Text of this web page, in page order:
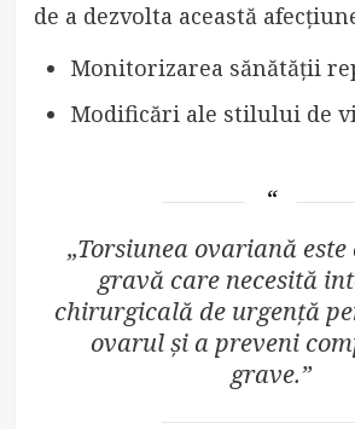
de a dezvolta această
Monitorizarea sănătății
Modificări ale stilului de
„Torsiunea ovariană este
gravă care necesită
chirurgicală de urgență
ovarul și a preveni
grave.”